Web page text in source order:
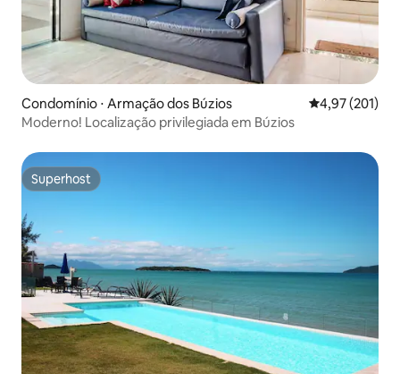
Condomínio ⋅ Armação dos Búzios 4,97 de uma
4,97 (201)
Moderno! Localização privilegiada em Búzios
Superhost
Superhost